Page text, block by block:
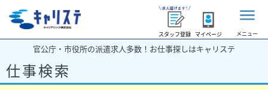
スタッフ登録 マイページ メニュー
官公庁・市役所の派遣求人多数！お仕事探しはキャリステ
仕事検索